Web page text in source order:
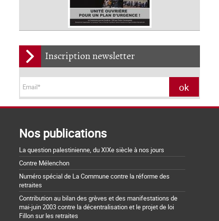
Inscription newsletter
Nos publications
La question palestinienne, du XIXe siècle à nos jours
Contre Mélenchon
Numéro spécial de La Commune contre la réforme des
retraites
Contribution au bilan des grèves et des manifestations de
mai-juin 2003 contre la décentralisation et le projet de loi
Fillon sur les retraites